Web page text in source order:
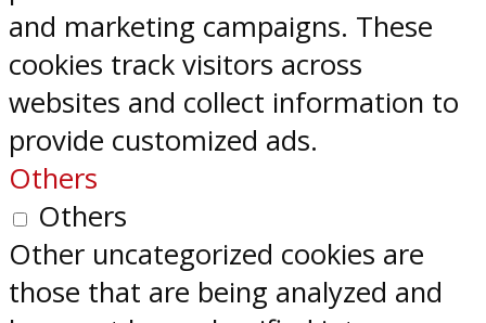
and marketing campaigns. These
cookies track visitors across
websites and collect information to
provide customized ads.
Others
Others
Other uncategorized cookies are
those that are being analyzed and